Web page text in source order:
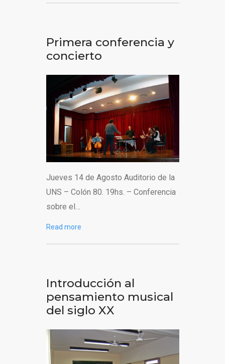
Primera conferencia y
concierto
Jueves 14 de Agosto Auditorio de la
UNS – Colón 80. 19hs. – Conferencia
sobre el…
Read more
Introducción al
pensamiento musical
del siglo XX